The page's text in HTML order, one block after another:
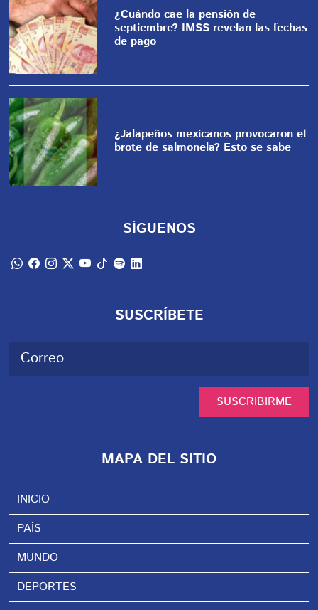
¿Cuándo cae la pensión de
septiembre? IMSS revelan las fechas
de pago
¿Jalapeños mexicanos provocaron el
brote de salmonela? Esto se sabe
SÍGUENOS
SUSCRÍBETE
SUSCRIBIRME
MAPA DEL SITIO
INICIO
PAÍS
MUNDO
DEPORTES